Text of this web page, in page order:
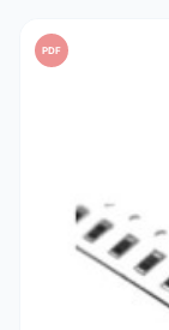
PDF